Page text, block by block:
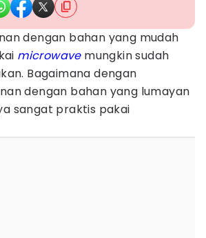
dengan bahan yang mudah
microwavemungkin sudah
Bagaimana dengan
dengan bahan yang lumayan
sangat praktis pakai